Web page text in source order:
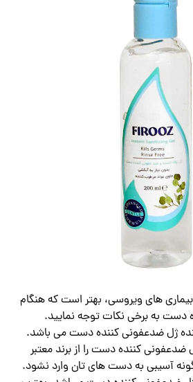
های ویروسی، بهتر است که هنگام
دست به برخی نکات توجه نمایید.
ژل ضدعفونی کننده دست می باشد.
کننده دست را از برند معتبر
آسیبی به دست های تان وارد نشود.